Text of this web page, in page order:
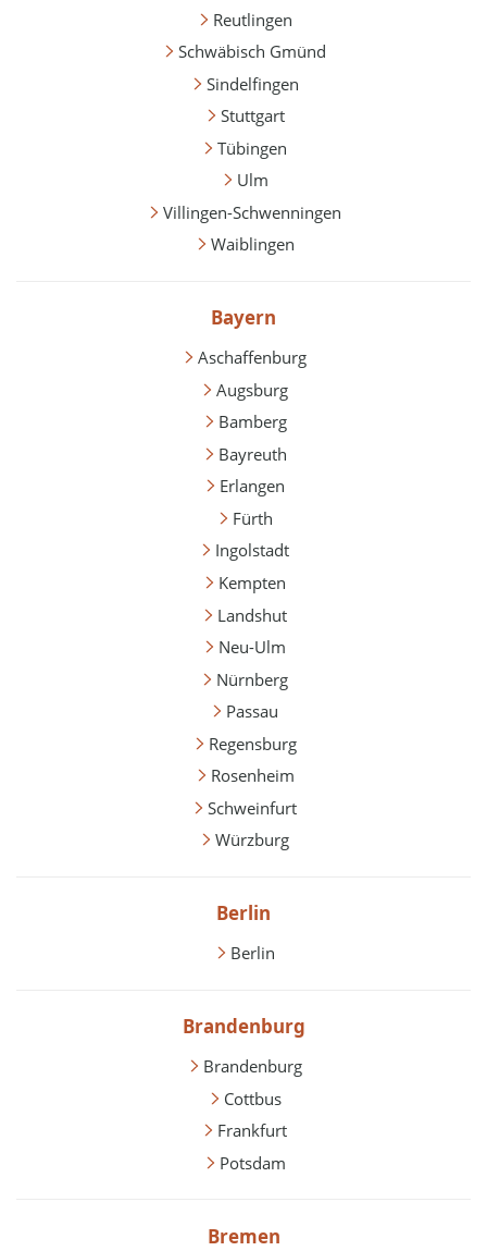
Reutlingen
Schwäbisch Gmünd
Sindelfingen
Stuttgart
Tübingen
Ulm
Villingen-Schwenningen
Waiblingen
Bayern
Aschaffenburg
Augsburg
Bamberg
Bayreuth
Erlangen
Fürth
Ingolstadt
Kempten
Landshut
Neu-Ulm
Nürnberg
Passau
Regensburg
Rosenheim
Schweinfurt
Würzburg
Berlin
Berlin
Brandenburg
Brandenburg
Cottbus
Frankfurt
Potsdam
Bremen